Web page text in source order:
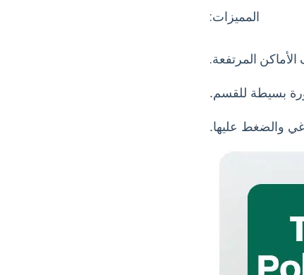
المميزات:
المرتفعة.
بسيطة للقسم.
والضغط عليها.